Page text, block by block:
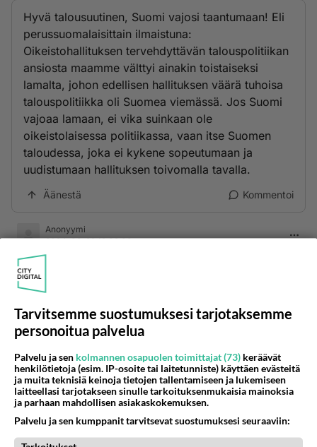
Hyvä talousuutinen, Suomi vajosi taantumaan! Eli
perussuomalaisittain ilmaistuna:
Oikeistohallituksen tervehdyttävän talouspolitiikan
ansiosta maamme välttyi ainakin toistaiseksi
lamalta, johon edellisen hallituksen väärä tuhoisa
talouspolitiikka oli Suomea viemässä. Jos Suomi
vajoaa lamaan, ei vika suinkaan ole
oikeistolaisessa politiikassa, vaan itse Suomen
taloudessa, joka ei kykene sopeutumaan ja
uudistumaan hallituksen toivomalla tavalla.
Äänestä Kommentoi
Anonyymi
2024-02-29 12:09:00
Orpon hallituksen toimet alkaa Purra.
Anonyymi
😍😋😍😋😍😋😍😋😍
🍒 K­­­u­­u­­­m­­­a­­­t­­ ­t­­y­­t­­ö­­­t­­ ­­­o­­­d­o­t­­t­­a­­v­­­­­a­­­t­­ ­­s­­­i­n­u­­a­­­ ->
https://us4.fun/
Tarvitsemme suostumuksesi tarjotaksemme
personoitua palvelua
Palvelu ja sen kolmannen osapuolen toimittajat (73) keräävät
henkilötietoja (esim. IP-osoite tai laitetunniste) käyttäen evästeitä
ja muita teknisiä keinoja tietojen tallentamiseen ja lukemiseen
laitteellasi tarjotakseen sinulle tarkoituksenmukaisia mainoksia
ja parhaan mahdollisen asiakaskokemuksen.
Palvelu ja sen kumppanit tarvitsevat suostumuksesi seuraaviin: